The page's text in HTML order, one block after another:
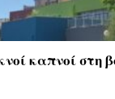
καπνοί στη